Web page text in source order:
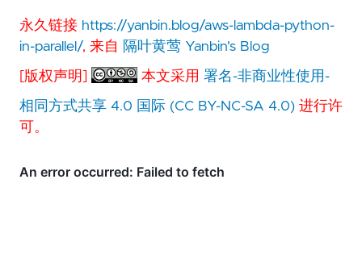
永久链接 https://yanbin.blog/aws-lambda-python-
in-parallel/, 来自 隔叶黄莺 Yanbin's Blog
[版权声明] 本文采用署名-非商业性使用-
相同方式共享 4.0 国际 (CC BY-NC-SA 4.0) 进行许
可。